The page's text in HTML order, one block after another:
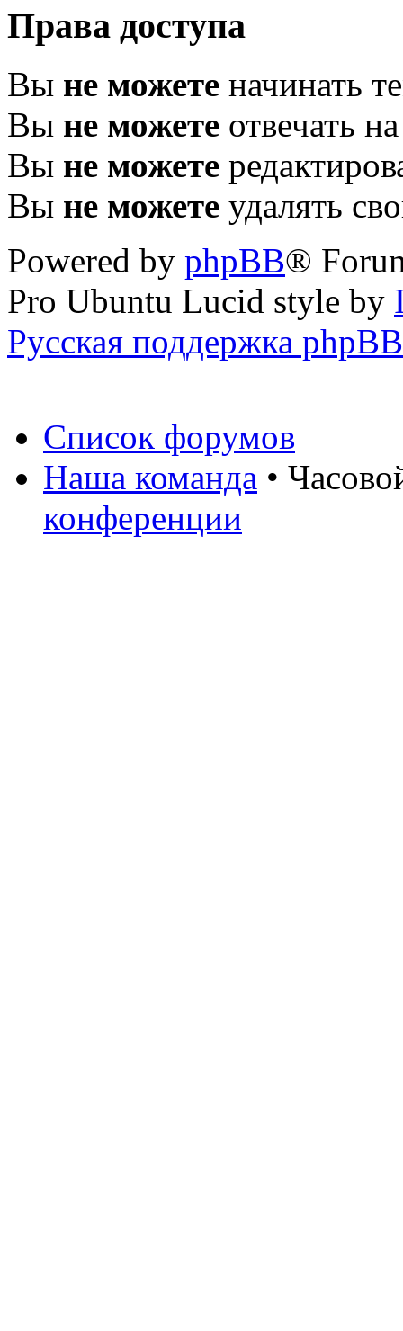
Права доступа
Вы не можете начинать
Вы не можете отвечать
Вы не можете
Вы не можете удалять
Powered by phpBB®
Pro Ubuntu Lucid style by
Русская поддержка phpBB
Список форумов
Наша команда •
конференции